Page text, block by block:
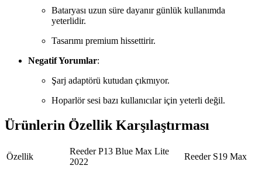
Bataryası uzun süre dayanır günlük kullanımda
yeterlidir.
Tasarımı premium hissettirir.
Negatif Yorumlar:
Şarj adaptörü kutudan çıkmıyor.
Hoparlör sesi bazı kullanıcılar için yeterli değil.
Ürünlerin Özellik Karşılaştırması
Özellik
Reeder P13 Blue Max Lite
2022
Reeder S19 Max